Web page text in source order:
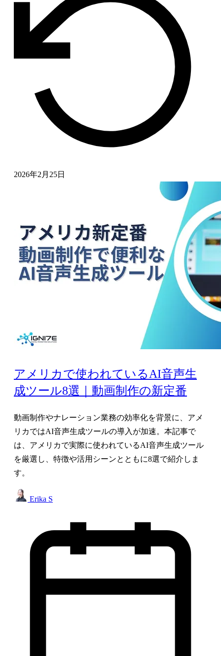
2026年2月25日
アメリカで使われているAI音声生
成ツール8選｜動画制作の新定番
動画制作やナレーション業務の効率化を背景に、アメ
リカではAI音声生成ツールの導入が加速。本記事で
は、アメリカで実際に使われているAI音声生成ツール
を厳選し、特徴や活用シーンとともに8選で紹介しま
す。
Erika S